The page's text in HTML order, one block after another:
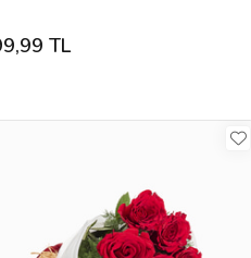
TL